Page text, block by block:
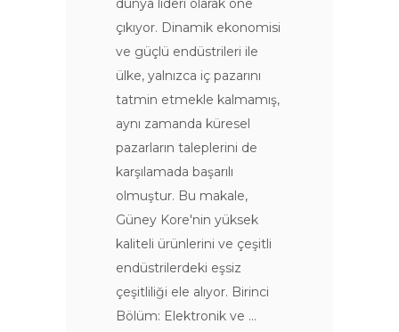
dünya lideri olarak öne
çıkıyor. Dinamik ekonomisi
ve güçlü endüstrileri ile
ülke, yalnızca iç pazarını
tatmin etmekle kalmamış,
aynı zamanda küresel
pazarların taleplerini de
karşılamada başarılı
olmuştur. Bu makale,
Güney Kore'nin yüksek
kaliteli ürünlerini ve çeşitli
endüstrilerdeki eşsiz
çeşitliliği ele alıyor. Birinci
Bölüm: Elektronik ve